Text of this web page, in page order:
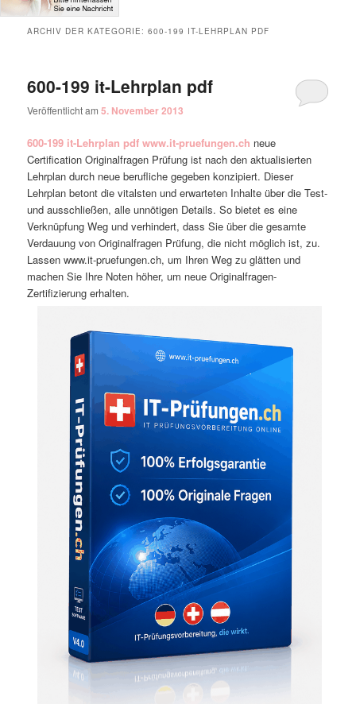
ARCHIV DER KATEGORIE:600-199 IT-LEHRPLAN PDF
600-199 it-Lehrplan pdf
Veröffentlicht am5. November 2013
600-199 it-Lehrplan pdf www.it-pruefungen.ch neue
Certification Originalfragen Prüfung ist nach den aktualisierten
Lehrplan durch neue berufliche gegeben konzipiert. Dieser
Lehrplan betont die vitalsten und erwarteten Inhalte über die Test-
und ausschließen, alle unnötigen Details. So bietet es eine
Verknüpfung Weg und verhindert, dass Sie über die gesamte
Verdauung von Originalfragen Prüfung, die nicht möglich ist, zu.
Lassen www.it-pruefungen.ch, um Ihren Weg zu glätten und
machen Sie Ihre Noten höher, um neue Originalfragen-
Zertifizierung erhalten.